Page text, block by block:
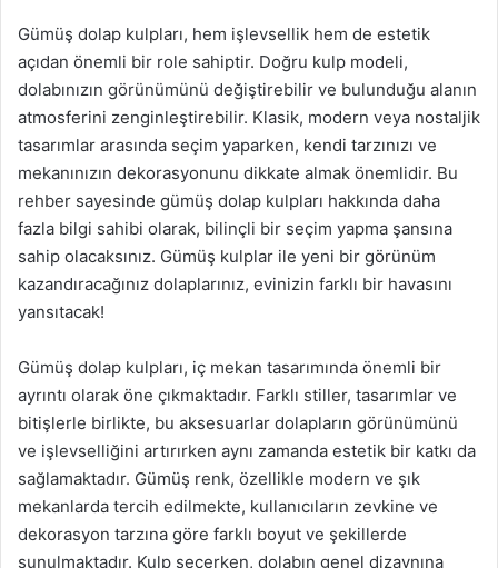
Gümüş dolap kulpları, hem işlevsellik hem de estetik
açıdan önemli bir role sahiptir. Doğru kulp modeli,
dolabınızın görünümünü değiştirebilir ve bulunduğu alanın
atmosferini zenginleştirebilir. Klasik, modern veya nostaljik
tasarımlar arasında seçim yaparken, kendi tarzınızı ve
mekanınızın dekorasyonunu dikkate almak önemlidir. Bu
rehber sayesinde gümüş dolap kulpları hakkında daha
fazla bilgi sahibi olarak, bilinçli bir seçim yapma şansına
sahip olacaksınız. Gümüş kulplar ile yeni bir görünüm
kazandıracağınız dolaplarınız, evinizin farklı bir havasını
yansıtacak!
Gümüş dolap kulpları, iç mekan tasarımında önemli bir
ayrıntı olarak öne çıkmaktadır. Farklı stiller, tasarımlar ve
bitişlerle birlikte, bu aksesuarlar dolapların görünümünü
ve işlevselliğini artırırken aynı zamanda estetik bir katkı da
sağlamaktadır. Gümüş renk, özellikle modern ve şık
mekanlarda tercih edilmekte, kullanıcıların zevkine ve
dekorasyon tarzına göre farklı boyut ve şekillerde
sunulmaktadır. Kulp seçerken, dolabın genel dizaynına